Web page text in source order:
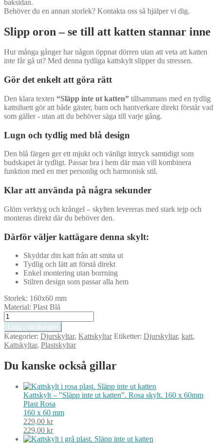
baksidan.
Behöver du en annan storlek? Kontakta oss så hjälper vi dig.
Slipp oron – se till att katten stannar inne
Hur många gånger har någon öppnat dörren utan att veta att katten
inte får gå ut? Med denna tydliga kattskylt slipper du stressen.
Gör det enkelt att göra rätt
Den klara texten “Släpp inte ut katten” tillsammans med en tydlig
kattsiluett gör att både gäster, barn och hantverkare direkt förstår vad
som gäller - utan att du behöver säga till varje gång.
Lugn och tydlig med blå design
Den blå färgen ger ett mjukt och vänligt intryck samtidigt som
budskapet är tydligt. Passar bra i hem där man vill kombinera
funktion med en mer personlig och harmonisk stil.
Klar att använda på några sekunder
Glöm verktyg och krångel – skylten levereras med stark tejp och
monteras direkt där du behöver den.
Därför väljer kattägare denna skylt:
Skyddar din katt från att smita ut
Tydlig och lätt att förstå direkt
Enkel montering utan borrning
Stilren design som passar alla hem
Storlek: 160x60 mm
Material: Plast Blå
Kattskylt
-
"Släpp
inte
ut
Blå
mängd
Lägg i varukorgen
Kategorier: Djurskyltar, Kattskyltar Etiketter: Djurskyltar, katt,
Kattskyltar, Plastskyltar
Du kanske också gillar
Kattskylt – ”Släpp inte ut katten”. Rosa skylt. 160 x 60mm
Plast Rosa
160 x 60 mm
229,00 kr
229,00 kr